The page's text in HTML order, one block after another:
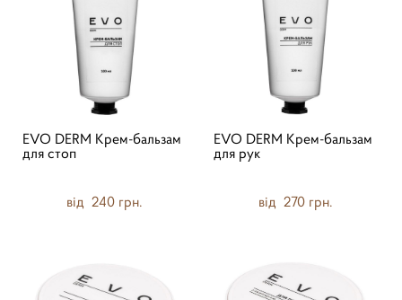
EVO DERM Крем-бальзам
для стоп
від 240 грн.
EVO DERM Крем-бальзам
для рук
від 270 грн.